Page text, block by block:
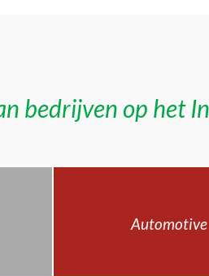
bedrijven op het
Automotive